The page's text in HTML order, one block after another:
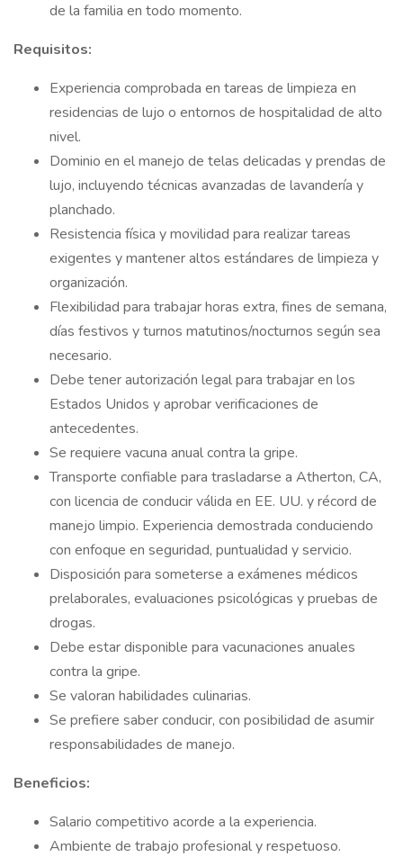
de la familia en todo momento.
Requisitos:
Experiencia comprobada en tareas de limpieza en
residencias de lujo o entornos de hospitalidad de alto
nivel.
Dominio en el manejo de telas delicadas y prendas de
lujo, incluyendo técnicas avanzadas de lavandería y
planchado.
Resistencia física y movilidad para realizar tareas
exigentes y mantener altos estándares de limpieza y
organización.
Flexibilidad para trabajar horas extra, fines de semana,
días festivos y turnos matutinos/nocturnos según sea
necesario.
Debe tener autorización legal para trabajar en los
Estados Unidos y aprobar verificaciones de
antecedentes.
Se requiere vacuna anual contra la gripe.
Transporte confiable para trasladarse a Atherton, CA,
con licencia de conducir válida en EE. UU. y récord de
manejo limpio. Experiencia demostrada conduciendo
con enfoque en seguridad, puntualidad y servicio.
Disposición para someterse a exámenes médicos
prelaborales, evaluaciones psicológicas y pruebas de
drogas.
Debe estar disponible para vacunaciones anuales
contra la gripe.
Se valoran habilidades culinarias.
Se prefiere saber conducir, con posibilidad de asumir
responsabilidades de manejo.
Beneficios:
Salario competitivo acorde a la experiencia.
Ambiente de trabajo profesional y respetuoso.